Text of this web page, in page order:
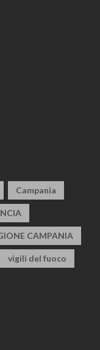
Campania
CAMPANIA
vigili del fuoco